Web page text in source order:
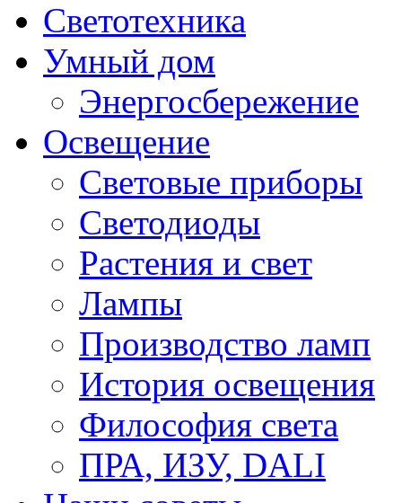
Светотехника
Умный дом
Энергосбережение
Освещение
Световые приборы
Светодиоды
Растения и свет
Лампы
Производство ламп
История освещения
Философия света
ПРА, ИЗУ, DALI